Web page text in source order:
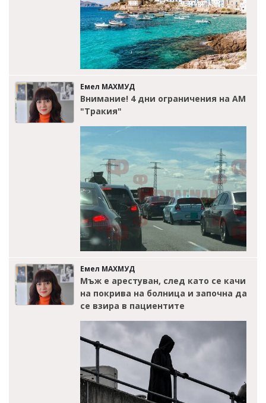
Емел МАХМУД
Внимание! 4 дни ограничения на АМ
"Тракия"
Емел МАХМУД
Мъж е арестуван, след като се качи
на покрива на болница и започна да
се взира в пациентите